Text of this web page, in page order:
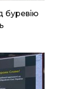
буревію